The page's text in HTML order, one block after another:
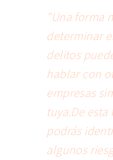
"Una forma
determinar
delitos
hablar con
empresas
tuya.De esta
podrás
algunos